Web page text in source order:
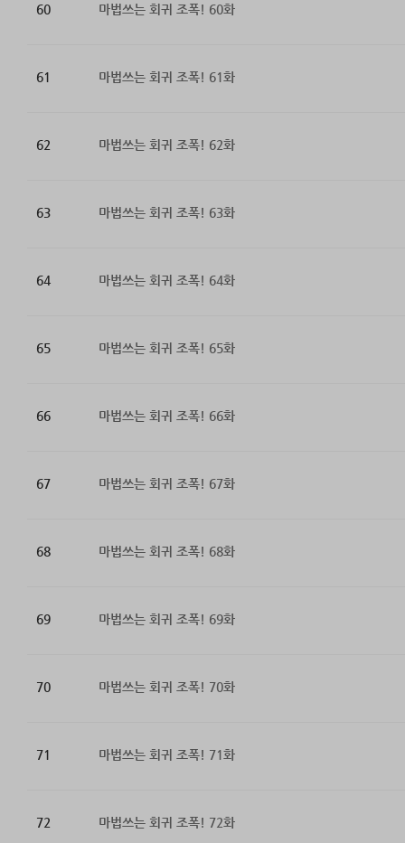
60 마법쓰는 회귀 조폭! 60화
61 마법쓰는 회귀 조폭! 61화
62 마법쓰는 회귀 조폭! 62화
63 마법쓰는 회귀 조폭! 63화
64 마법쓰는 회귀 조폭! 64화
65 마법쓰는 회귀 조폭! 65화
66 마법쓰는 회귀 조폭! 66화
67 마법쓰는 회귀 조폭! 67화
68 마법쓰는 회귀 조폭! 68화
69 마법쓰는 회귀 조폭! 69화
70 마법쓰는 회귀 조폭! 70화
71 마법쓰는 회귀 조폭! 71화
72 마법쓰는 회귀 조폭! 72화